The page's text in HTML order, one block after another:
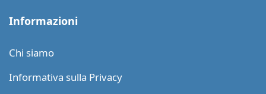
Informazioni
Chi siamo
Informativa sulla Privacy